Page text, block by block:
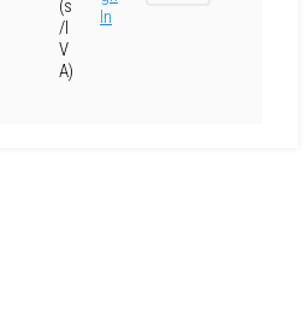
(s
/I
V
A)
In